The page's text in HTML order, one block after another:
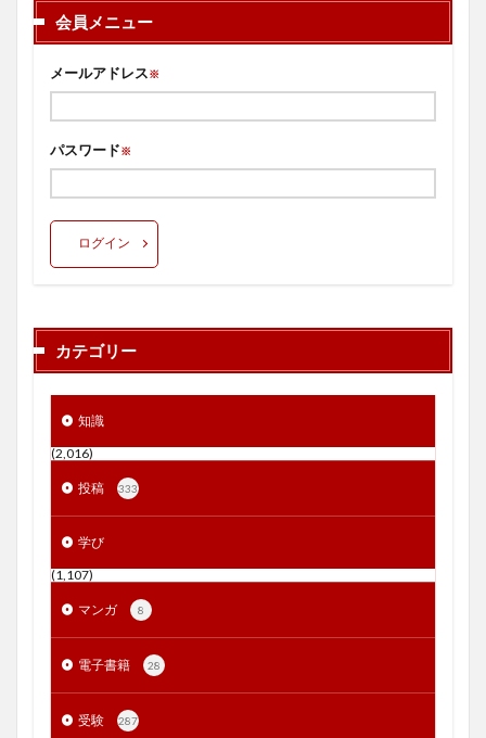
会員メニュー
メールアドレス※
パスワード※
ログイン
カテゴリー
知識
(2,016)
投稿 333
学び
(1,107)
マンガ 8
電子書籍 28
受験 287